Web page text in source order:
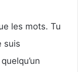
les mots. Tu
suis